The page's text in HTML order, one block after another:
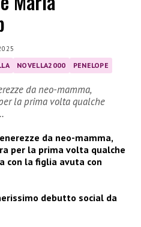
NOVELLA2000 PENELOPE
da neo-mamma,
la prima volta qualche
da neo-mamma,
per la prima volta qualche
con la figlia avuta con
debutto social da